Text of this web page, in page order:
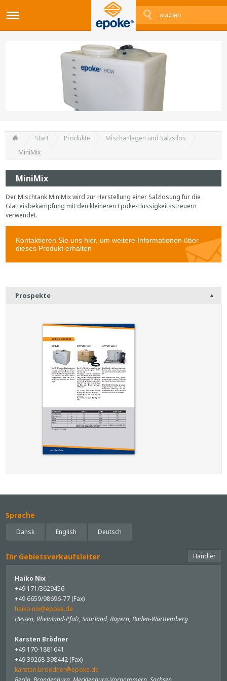
Start Produkte
Mischanlagen und Salzsilos
MiniMix
MiniMix
Der Mischtank MiniMix wird zur Herstellung einer Salzlösung für die
Glatteisbekämpfung mit den kleineren Epoke-Flüssigkeitsstreuern
verwendet.
Prospekte
Sprache
Dansk English Deutsch
Ihr Gebietsverkaufsleiter Händler
Haiko Nix
+49 171/3629456
+49 6659/98696-77 (Fax)
haiko.nix@epoke.de
Hessen, Rheinland-Pfalz, Saarland, Bayern, Baden-Württemberg
Karsten Brödner
+49 170-1881641
+49 39268-398442 (Fax)
karsten.broedner@epoke.de